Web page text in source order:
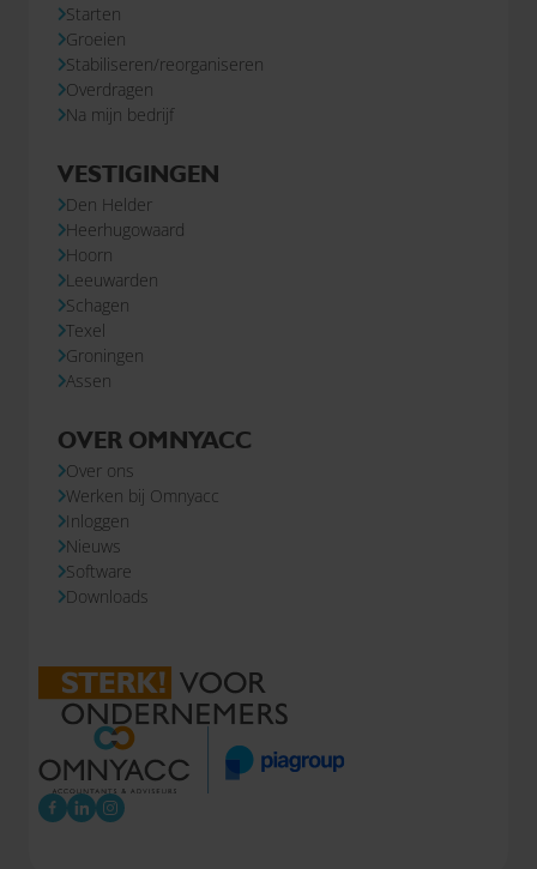
Starten
Groeien
Stabiliseren/reorganiseren
Overdragen
Na mijn bedrijf
VESTIGINGEN
Den Helder
Heerhugowaard
Hoorn
Leeuwarden
Schagen
Texel
Groningen
Assen
OVER OMNYACC
Over ons
Werken bij Omnyacc
Inloggen
Nieuws
Software
Downloads